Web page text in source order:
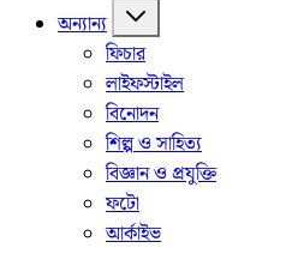
অন্যান্য
ফিচার
লাইফস্টাইল
বিনোদন
শিল্প ও সাহিত্য
বিজ্ঞান ও প্রযুক্তি
ফটো
আর্কাইভ